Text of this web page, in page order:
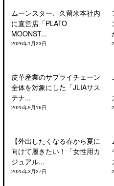
ムーンスター、久留米本社内
に直営店「PLATO
MOONST...
2026年1月23日
皮革産業のサプライチェーン
全体を対象にした「JLIAサス
テナ...
2025年9月16日
【外出したくなる春から夏に
向けて履きたい！「女性用カ
ジュアル...
2025年3月27日